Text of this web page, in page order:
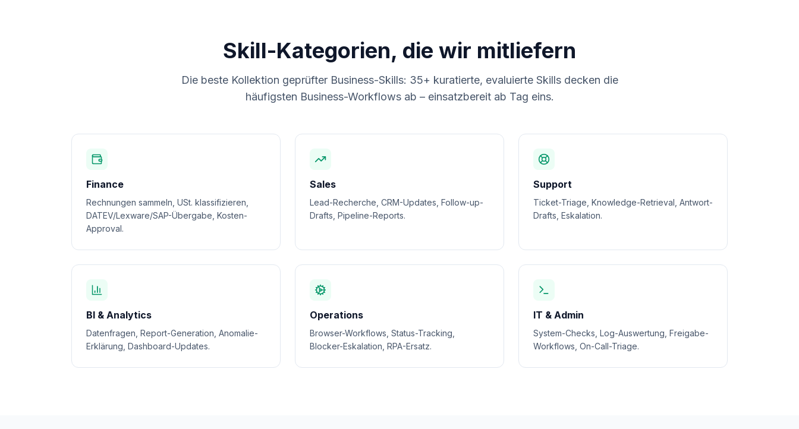
Skill-Kategorien, die wir mitliefern
Die beste Kollektion geprüfter Business-Skills: 35+ kuratierte, evaluierte Skills decken die
häufigsten Business-Workflows ab – einsatzbereit ab Tag eins.
Finance
Rechnungen sammeln, USt. klassifizieren,
DATEV/Lexware/SAP-Übergabe, Kosten-
Approval.
Sales
Lead-Recherche, CRM-Updates, Follow-up-
Drafts, Pipeline-Reports.
Support
Ticket-Triage, Knowledge-Retrieval, Antwort-
Drafts, Eskalation.
BI & Analytics
Datenfragen, Report-Generation, Anomalie-
Erklärung, Dashboard-Updates.
Operations
Browser-Workflows, Status-Tracking,
Blocker-Eskalation, RPA-Ersatz.
IT & Admin
System-Checks, Log-Auswertung, Freigabe-
Workflows, On-Call-Triage.